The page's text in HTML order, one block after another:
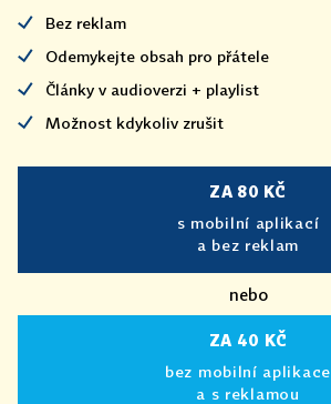
Bez reklam
Odemykejte obsah pro přátele
Články v audioverzi + playlist
Možnost kdykoliv zrušit
ZA 80 KČ
s mobilní aplikací
a bez reklam
nebo
ZA 40 KČ
bez mobilní aplikace
a s reklamou